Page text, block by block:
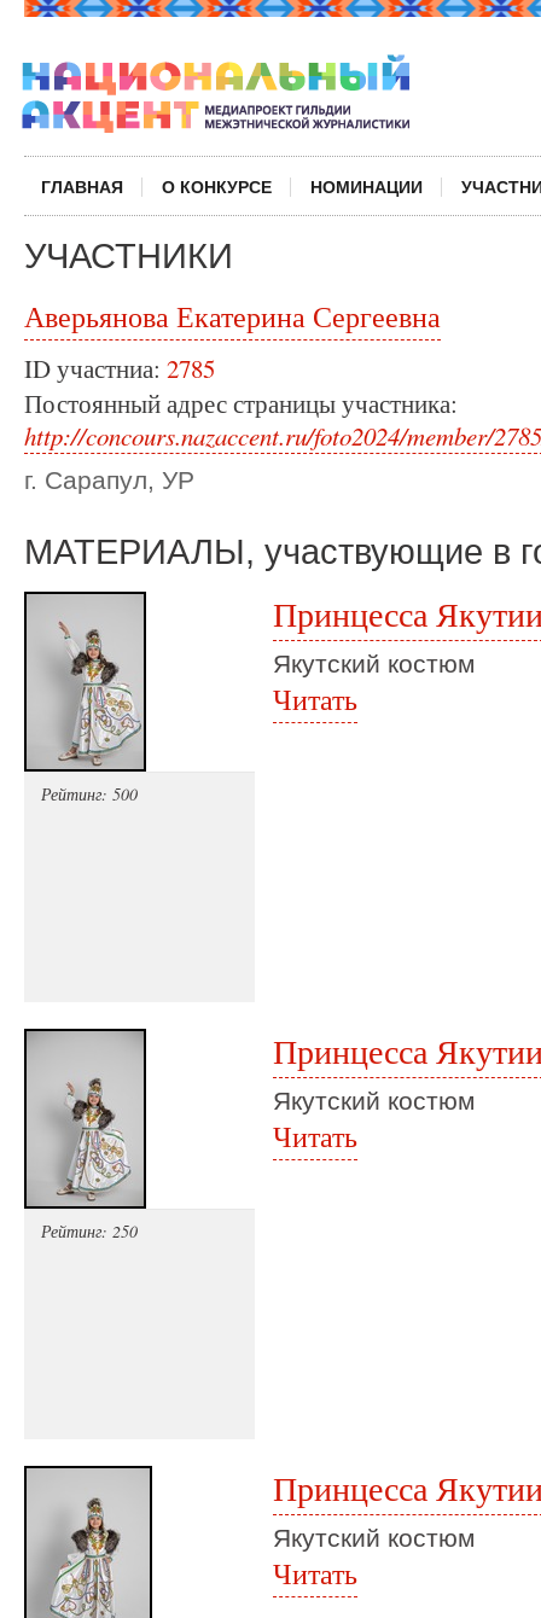
ГЛАВНАЯ О КОНКУРСЕ НОМИНАЦИИ
УЧАСТНИКИ
Аверьянова Екатерина Сергеевна
ID участниа: 2785
Постоянный адрес страницы участника:
http://concours.nazaccent.ru/foto2024/member/
г. Сарапул, УР
МАТЕРИАЛЫ, участвующие в
Рейтинг: 500
Принцесса
Якутский костюм
Читать
Рейтинг: 250
Принцесса
Якутский костюм
Читать
Принцесса
Якутский костюм
Читать